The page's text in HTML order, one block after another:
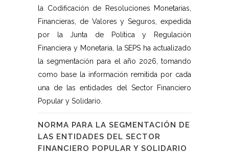
la Codificación de Resoluciones Monetarias,
Financieras, de Valores y Seguros, expedida
por la Junta de Política y Regulación
Financiera y Monetaria, la SEPS ha actualizado
la segmentación para el año 2026, tomando
como base la información remitida por cada
una de las entidades del Sector Financiero
Popular y Solidario.
NORMA PARA LA SEGMENTACIÓN DE
LAS ENTIDADES DEL SECTOR
FINANCIERO POPULAR Y SOLIDARIO